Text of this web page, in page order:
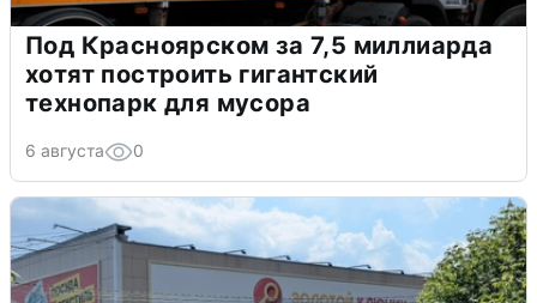
Под Красноярском за 7,5 миллиарда
хотят построить гигантский
технопарк для мусора
6 августа 0